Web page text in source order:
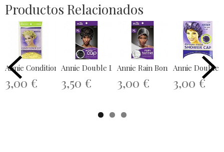
Productos Relacionados
Annie Conditioner Cap Gold #4446
3,00 €
Annie Double Lined Shower Cap...
3,50 €
Annie Rain Bonnet Black/White
3,00 €
Annie Double
3,00 €